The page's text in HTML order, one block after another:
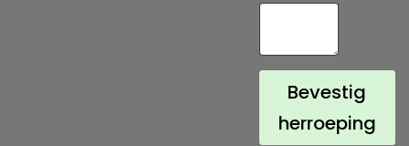
l
)
Bevestig
herroeping